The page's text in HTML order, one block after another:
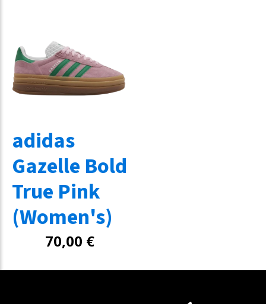
adidas
Gazelle Bold
True Pink
(Women's)
70,00 €